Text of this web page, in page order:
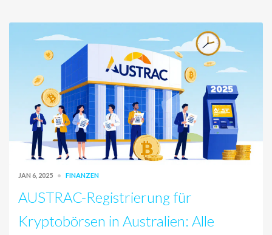
JAN 6, 2025 FINANZEN
AUSTRAC-Registrierung für
Kryptobörsen in Australien: Alle